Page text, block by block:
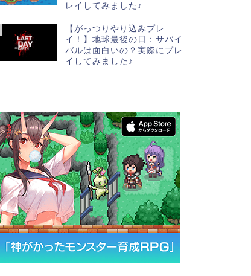
レイしてみました♪
【がっつりやり込みプレ
イ！】地球最後の日：サバイ
バルは面白いの？実際にプレ
イしてみました♪